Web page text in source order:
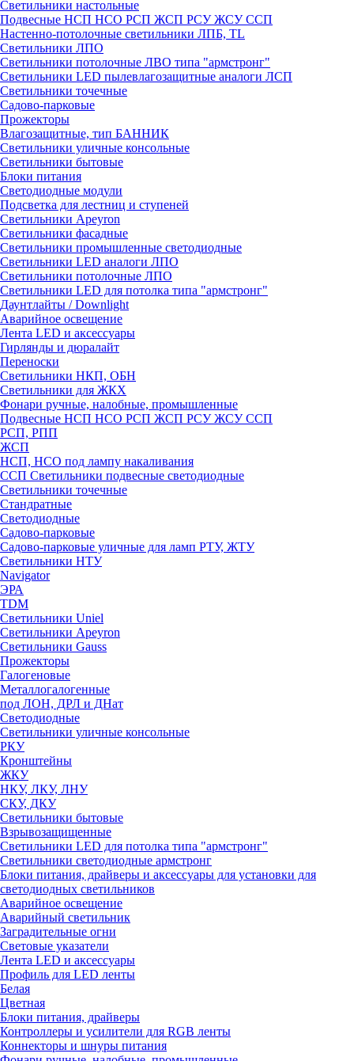
Светильники настольные
Подвесные НСП НСО РСП ЖСП РСУ ЖСУ ССП
Настенно-потолочные светильники ЛПБ, TL
Светильники ЛПО
Светильники потолочные ЛВО типа "армстронг"
Светильники LED пылевлагозащитные аналоги ЛСП
Светильники точечные
Садово-парковые
Прожекторы
Влагозащитные, тип БАННИК
Светильники уличные консольные
Светильники бытовые
Блоки питания
Светодиодные модули
Подсветка для лестниц и ступеней
Светильники Apeyron
Светильники фасадные
Светильники промышленные светодиодные
Светильники LED аналоги ЛПО
Светильники потолочные ЛПО
Светильники LED для потолка типа "армстронг"
Даунтлайты / Downlight
Аварийное освещение
Лента LED и аксессуары
Гирлянды и дюралайт
Переноски
Светильники НКП, ОБН
Светильники для ЖКХ
Фонари ручные, налобные, промышленные
Подвесные НСП НСО РСП ЖСП РСУ ЖСУ ССП
РСП, РПП
ЖСП
НСП, НСО под лампу накаливания
ССП Светильники подвесные светодиодные
Светильники точечные
Стандратные
Светодиодные
Садово-парковые
Садово-парковые уличные для ламп РТУ, ЖТУ
Светильники НТУ
Navigator
ЭРА
TDM
Светильники Uniel
Светильники Apeyron
Светильники Gauss
Прожекторы
Галогеновые
Металлогалогенные
под ЛОН, ДРЛ и ДНат
Светодиодные
Светильники уличные консольные
РКУ
Кронштейны
ЖКУ
НКУ, ЛКУ, ЛНУ
СКУ, ДКУ
Светильники бытовые
Взрывозащищенные
Светильники LED для потолка типа "армстронг"
Светильники светодиодные армстронг
Блоки питания, драйверы и аксессуары для установки для
светодиодных светильников
Аварийное освещение
Аварийный светильник
Заградительные огни
Световые указатели
Лента LED и аксессуары
Профиль для LED ленты
Белая
Цветная
Блоки питания, драйверы
Контроллеры и усилители для RGB ленты
Коннекторы и шнуры питания